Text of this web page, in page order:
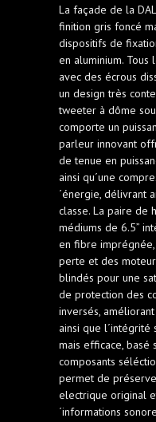
La façade de la
finition gris foncé
dispositifs de
en aluminium. Tous
avec des écrous
un design très
tweeter à dôme
comporte un
parleur innovant
de tenue en
ainsi qu´une
´énergie, délivrant
classe. La paire de
médiums de 6.5”
en fibre
perte et des
blindés pour une
de protection des
inversés,
ainsi que
mais efficace, basé
composants
permet de
electrique original
´informations